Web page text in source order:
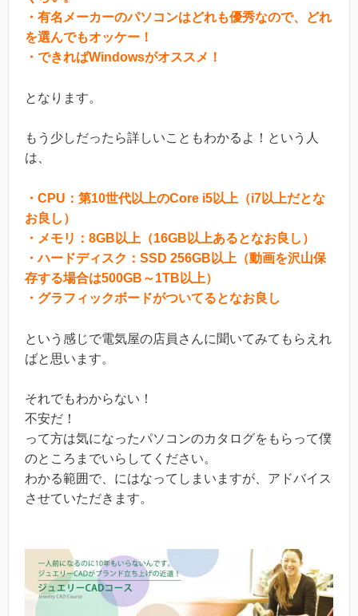
・有名メーカーのパソコンはどれも優秀なので、どれ
を選んでもオッケー！
・できればWindowsがオススメ！
となります。
もう少しだったら詳しいこともわかるよ！という人
は、
・CPU：第10世代以上のCore i5以上（i7以上だとな
お良し）
・メモリ：8GB以上（16GB以上あるとなお良し）
・ハードディスク：SSD 256GB以上（動画を沢山保
存する場合は500GB～1TB以上）
・グラフィックボードがついてるとなお良し
という感じで電気屋の店員さんに聞いてみてもらえれ
ばと思います。
それでもわからない！
不安だ！
って方は気になったパソコンのカタログをもらって僕
のところまでいらしてください。
わかる範囲で、にはなってしまいますが、アドバイス
させていただきます。